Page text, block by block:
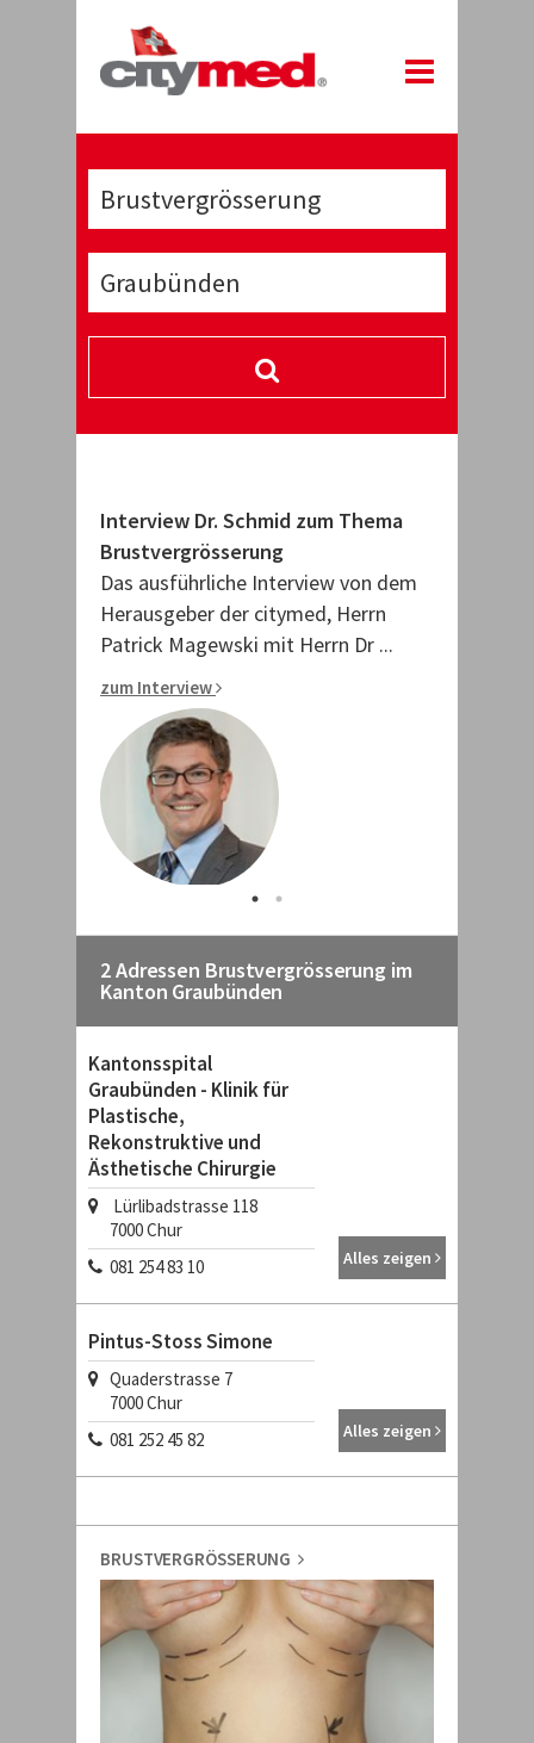
Interview Dr. Schmid zum Thema
Brustvergrösserung
Das ausführliche Interview von dem
Herausgeber der citymed, Herrn
Patrick Magewski mit Herrn Dr ...
zum Interview
2 Adressen Brustvergrösserung im
Kanton Graubünden
Kantonsspital
Graubünden - Klinik für
Plastische,
Rekonstruktive und
Ästhetische Chirurgie
Lürlibadstrasse 118
7000Chur
081 254 83 10
Alles zeigen
Pintus-Stoss Simone
Quaderstrasse 7
7000Chur
081 252 45 82
Alles zeigen
BRUSTVERGRÖSSERUNG